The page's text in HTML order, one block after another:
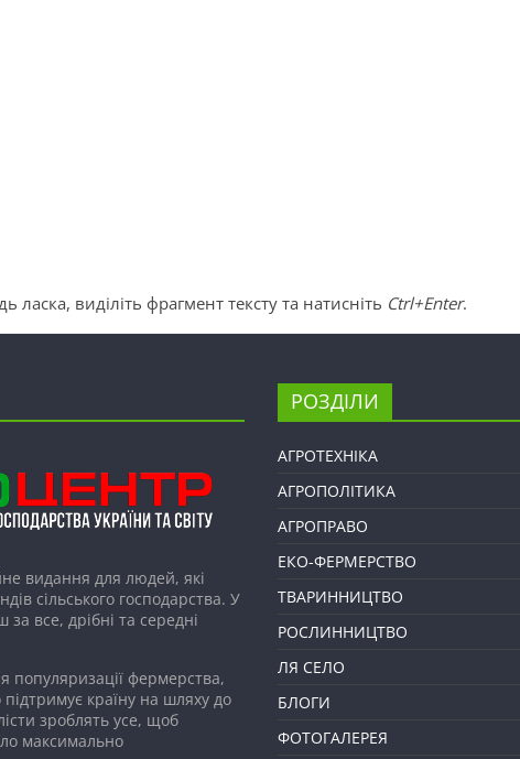
виділіть фрагмент тексту та натисніть Ctrl+Enter.
видання для людей, які
сільського господарства. У
все, дрібні та середні
популяризації фермерства,
країну на шляху до
зроблять усе, щоб
максимально
РОЗДІЛИ
АГРОТЕХНІКА
АГРОПОЛІТИКА
АГРОПРАВО
ЕКО-ФЕРМЕРСТВО
ТВАРИННИЦТВО
РОСЛИННИЦТВО
ЛЯ СЕЛО
БЛОГИ
ФОТОГАЛЕРЕЯ